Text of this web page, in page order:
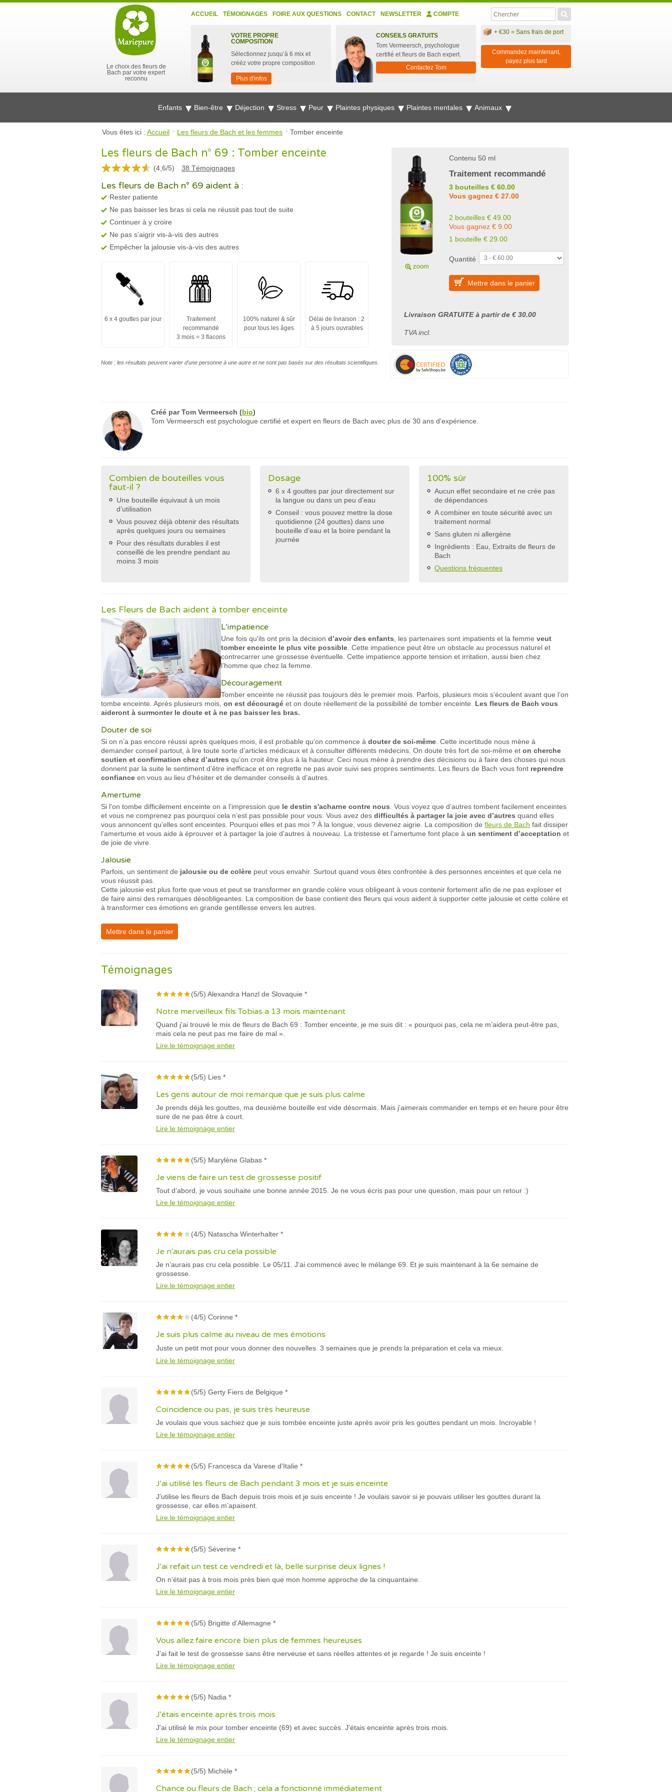
Le choix des fleurs de
Bach par votre expert
reconnu
ACCUEIL TÉMOIGNAGES FOIRE AUX QUESTIONS CONTACT NEWSLETTER COMPTE
VOTRE PROPRE
COMPOSITION
Sélectionnez jusqu’à 6 mix et
crééz votre propre composition
Plus d'infos
CONSEILS GRATUITS
Tom Vermeersch, psychologue
certifié et fleurs de Bach expert.
Contactez Tom
+ €30 = Sans frais de port
Commandez maintenant,
payez plus tard
Enfants Bien-être Déjection Stress Peur Plaintes physiques Plaintes mentales Animaux
Vous êtes ici : Accueil Les fleurs de Bach et les femmes Tomber enceinte
Les fleurs de Bach n° 69 : Tomber enceinte
(4,6/5) 38 Témoignages
Les fleurs de Bach n° 69 aident à :
Rester patiente
Ne pas baisser les bras si cela ne réussit pas tout de suite
Continuer à y croire
Ne pas s’aigrir vis-à-vis des autres
Empêcher la jalousie vis-à-vis des autres
6 x 4 gouttes par jour
Traitement
recommandé
3 mois = 3 flacons
100% naturel & sûr
pour tous les âges
Délai de livraison : 2
à 5 jours ouvrables
Note : les résultats peuvent varier d'une personne à une autre et ne sont pas basés sur des résultats scientifiques.
Contenu 50 ml
Traitement recommandé
3 bouteilles € 60.00
Vous gagnez € 27.00
2 bouteilles € 49.00
Vous gagnez € 9.00
1 bouteille € 29.00
Quantité
Mettre dans le panier
Livraison GRATUITE à partir de € 30.00
TVA incl.
Créé parTom Vermeersch (bio)
Tom Vermeersch est psychologue certifié et expert en fleurs de Bach avec plus de 30 ans d'expérience.
Combien de bouteilles vous
faut-il ?
Une bouteille équivaut à un mois
d’utilisation
Vous pouvez déjà obtenir des résultats
après quelques jours ou semaines
Pour des résultats durables il est
conseillé de les prendre pendant au
moins 3 mois
Dosage
6 x 4 gouttes par jour directement sur
la langue ou dans un peu d’eau
Conseil : vous pouvez mettre la dose
quotidienne (24 gouttes) dans une
bouteille d’eau et la boire pendant la
journée
100% sûr
Aucun effet secondaire et ne crée pas
de dépendances
A combiner en toute sécurité avec un
traitement normal
Sans gluten ni allergène
Ingrédients : Eau, Extraits de fleurs de
Bach
Questions fréquentes
Les Fleurs de Bach aident à tomber enceinte
L’impatience
Une fois qu'ils ont pris la décision d’avoir des enfants , les partenaires sont impatients et la femme veut
tomber enceinte le plus vite possible . Cette impatience peut être un obstacle au processus naturel et
contrecarrer une grossesse éventuelle. Cette impatience apporte tension et irritation, aussi bien chez
l’homme que chez la femme.
Découragement
Tomber enceinte ne réussit pas toujours dès le premier mois. Parfois, plusieurs mois s’écoulent avant que l’on
tombe enceinte. Après plusieurs mois, on est découragé et on doute réellement de la possibilité de tomber enceinte. Les fleurs de Bach vous
aideront à surmonter le doute et à ne pas baisser les bras.
Douter de soi
Si on n’a pas encore réussi après quelques mois, il est probable qu’on commence à douter de soi-même . Cette incertitude nous mène à
demander conseil partout, à lire toute sorte d’articles médicaux et à consulter différents médecins. On doute très fort de soi-même et on cherche
soutien et confirmation chez d’autres qu’on croit être plus à la hauteur. Ceci nous mène à prendre des décisions ou à faire des choses qui nous
donnent par la suite le sentiment d’être inefficace et on regrette ne pas avoir suivi ses propres sentiments. Les fleurs de Bach vous font reprendre
confiance en vous au lieu d’hésiter et de demander conseils à d’autres.
Amertume
Si l'on tombe difficilement enceinte on a l’impression que le destin s'acharne contre nous . Vous voyez que d’autres tombent facilement enceintes
et vous ne comprenez pas pourquoi cela n’est pas possible pour vous. Vous avez des difficultés à partager la joie avec d’autres quand elles
vous annoncent qu’elles sont enceintes. Pourquoi elles et pas moi ? À la longue, vous devenez aigrie. La composition de fleurs de Bach fait dissiper
l’amertume et vous aide à éprouver et à partager la joie d’autres à nouveau. La tristesse et l’amertume font place à un sentiment d’acceptation et
de joie de vivre.
Jalousie
Parfois, un sentiment de jalousie ou de colère peut vous envahir. Surtout quand vous êtes confrontée à des personnes enceintes et que cela ne
vous réussit pas.
Cette jalousie est plus forte que vous et peut se transformer en grande colère vous obligeant à vous contenir fortement afin de ne pas exploser et
de faire ainsi des remarques désobligeantes. La composition de base contient des fleurs qui vous aident à supporter cette jalousie et cette colère et
à transformer ces émotions en grande gentillesse envers les autres.
Mettre dans le panier
Témoignages
(5/5) Alexandra Hanzl de Slovaquie *
Notre merveilleux fils Tobias a 13 mois maintenant
Quand j’ai trouvé le mix de fleurs de Bach 69 : Tomber enceinte, je me suis dit : « pourquoi pas, cela ne m’aidera peut-être pas,
mais cela ne peut pas me faire de mal ».
Lire le témoignage entier
(5/5) Lies *
Les gens autour de moi remarque que je suis plus calme
Je prends déjà les gouttes, ma deuxième bouteille est vide désormais. Mais j'aimerais commander en temps et en heure pour être
sure de ne pas être à court.
Lire le témoignage entier
(5/5) Marylène Glabas *
Je viens de faire un test de grossesse positif
Tout d’abord, je vous souhaite une bonne année 2015. Je ne vous écris pas pour une question, mais pour un retour :)
Lire le témoignage entier
(4/5) Natascha Winterhalter *
Je n'aurais pas cru cela possible
Je n’aurais pas cru cela possible. Le 05/11. J’ai commencé avec le mélange 69. Et je suis maintenant à la 6e semaine de
grossesse.
Lire le témoignage entier
(4/5) Corinne *
Je suis plus calme au niveau de mes émotions
Juste un petit mot pour vous donner des nouvelles. 3 semaines que je prends la préparation et cela va mieux.
Lire le témoignage entier
(5/5) Gerty Fiers de Belgique *
Coïncidence ou pas, je suis très heureuse
Je voulais que vous sachiez que je suis tombée enceinte juste après avoir pris les gouttes pendant un mois. Incroyable !
Lire le témoignage entier
(5/5) Francesca da Varese d'Italie *
J'ai utilisé les fleurs de Bach pendant 3 mois et je suis enceinte
J’utilise les fleurs de Bach depuis trois mois et je suis enceinte ! Je voulais savoir si je pouvais utiliser les gouttes durant la
grossesse, car elles m’apaisent.
Lire le témoignage entier
(5/5) Séverine *
J'ai refait un test ce vendredi et là, belle surprise deux lignes !
On n’était pas à trois mois près bien que mon homme approche de la cinquantaine.
Lire le témoignage entier
(5/5) Brigitte d’Allemagne *
Vous allez faire encore bien plus de femmes heureuses
J’ai fait le test de grossesse sans être nerveuse et sans réelles attentes et je regarde ! Je suis enceinte !
Lire le témoignage entier
(5/5) Nadia *
J'étais enceinte après trois mois
J'ai utilisé le mix pour tomber enceinte (69) et avec succès. J'étais enceinte après trois mois.
Lire le témoignage entier
(5/5) Michèle *
Chance ou fleurs de Bach ; cela a fonctionné immédiatement